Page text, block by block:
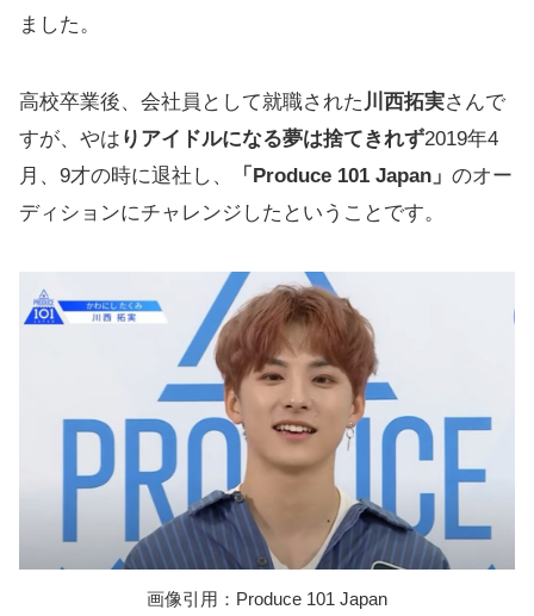
ました。
高校卒業後、会社員として就職された 川西拓実さんで
すが、やは りアイドルになる夢は捨てきれず2019年4
月、9才の時に退社し、
「Produce 101 Japan」 のオー
ディションにチャレンジしたということです。
画像引用：Produce 101 Japan